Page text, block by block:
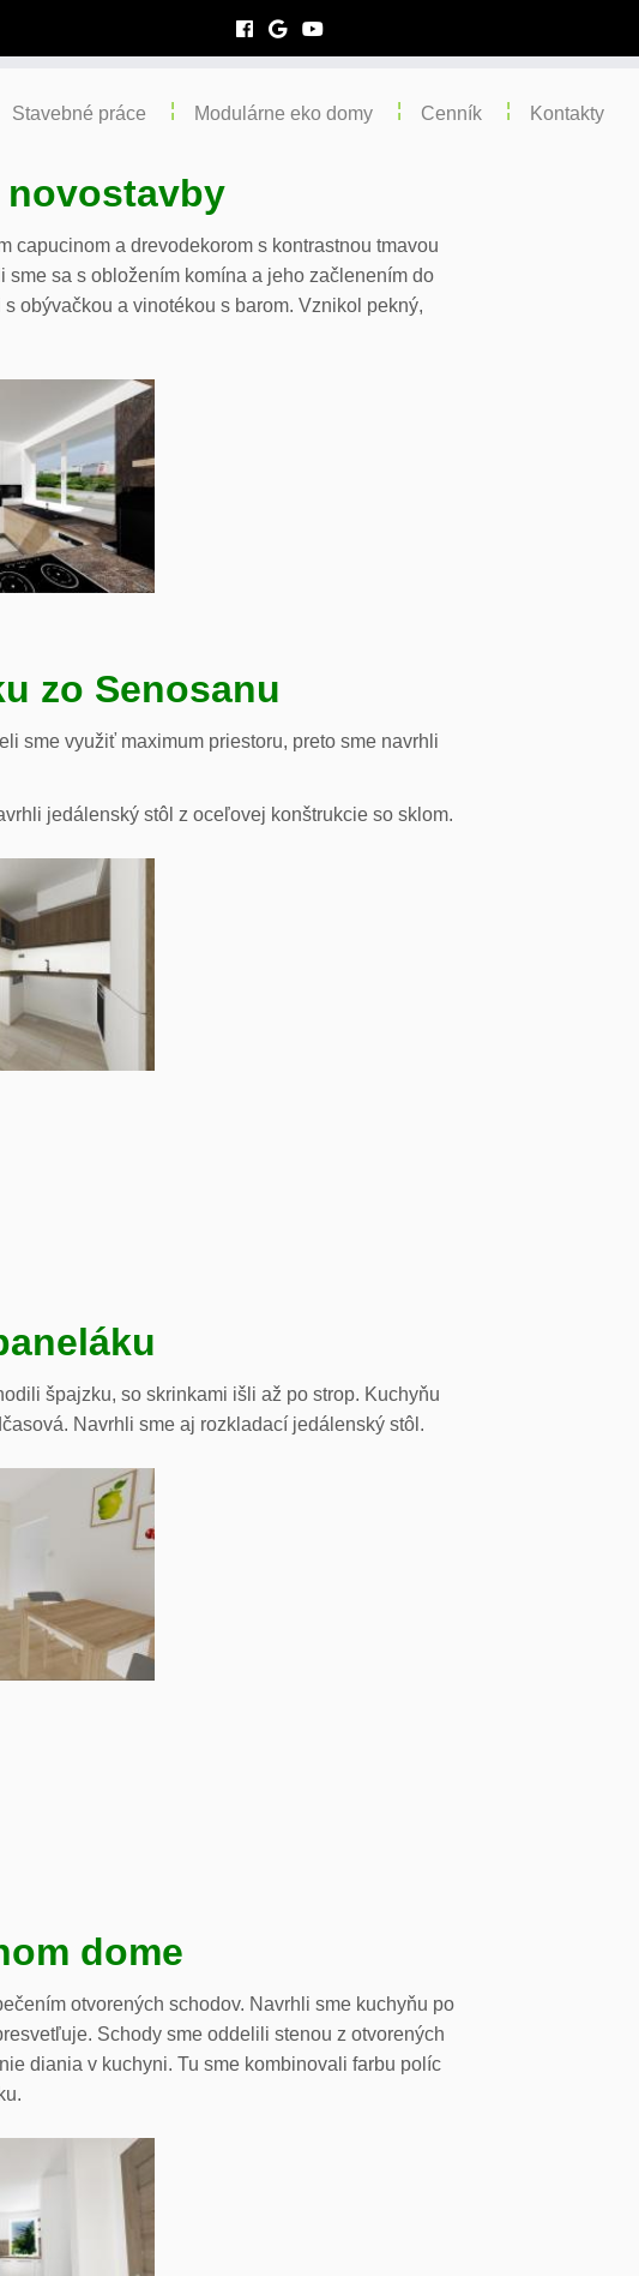
Stavebné práce Modulárne eko domy Cenník Kontakty
capucinom a drevodekorom s kontrastnou tmavou
sa s obložením komína a jeho začlenením do
obývačkou a vinotékou s barom. Vznikol pekný,
zo Senosanu
sme využiť maximum priestoru, preto sme navrhli
jedálenský stôl z oceľovej konštrukcie so sklom.
špajzku, so skrinkami išli až po strop. Kuchyňu
Navrhli sme aj rozkladací jedálenský stôl.
dome
otvorených schodov. Navrhli sme kuchyňu po
Schody sme oddelili stenou z otvorených
diania v kuchyni. Tu sme kombinovali farbu políc